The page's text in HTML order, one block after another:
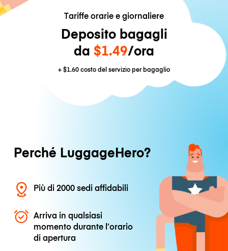
Tariffe orarie e giornaliere
Deposito bagagli
da $1.49/ora
+$1.60costo del servizio per bagaglio
Perché LuggageHero?
Più di 2000 sedi affidabili
Arriva in qualsiasi
momento durante l’orario
di apertura